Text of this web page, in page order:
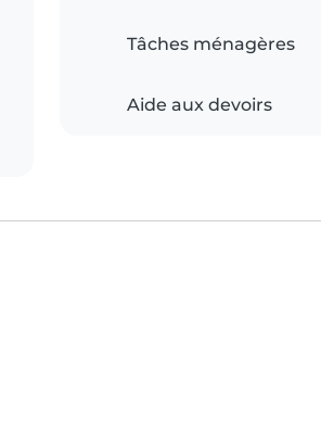
Tâches ménagères
Aide aux devoirs